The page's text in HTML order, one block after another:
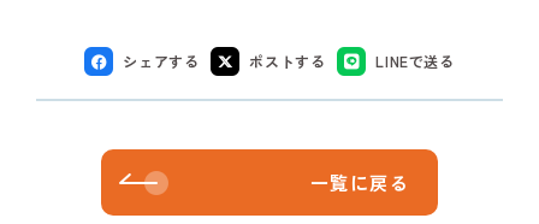
シェアする ポストする LINEで送る
一覧に戻る